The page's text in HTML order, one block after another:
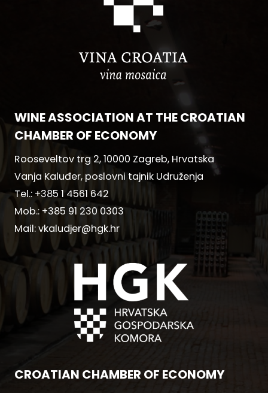
WINE ASSOCIATION AT THE CROATIAN
CHAMBER OF ECONOMY
Rooseveltov trg 2, 10000 Zagreb, Hrvatska
Vanja Kaluđer, poslovni tajnik Udruženja
Tel.: +385 1 4561 642
Mob.: +385 91 230 0303
Mail:vkaludjer@hgk.hr
CROATIAN CHAMBER OF ECONOMY